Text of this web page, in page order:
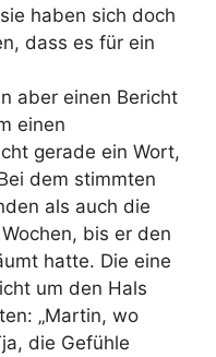
haben sich doch
dass es für ein
aber einen Bericht
einen
gerade ein Wort,
dem stimmten
als auch die
bis er den
hatte. Die eine
um den Hals
„Martin, wo
die Gefühle